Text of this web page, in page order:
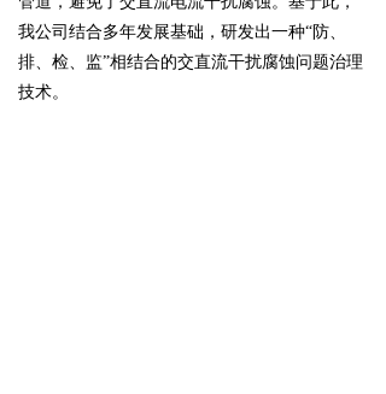
我公司结合多年发展基础，研发出一种“防、
排、检、监”相结合的交直流干扰腐蚀问题治理
技术。